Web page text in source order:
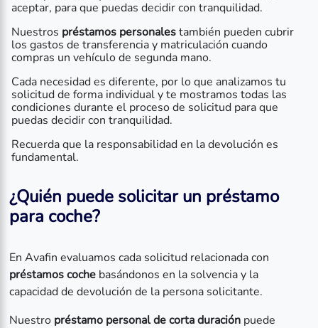
aceptar, para que puedas decidir con tranquilidad.
Nuestros préstamos personalestambién pueden cubrir
los gastos de transferencia y matriculación cuando
compras un vehículo de segunda mano.
Cada necesidad es diferente, por lo que analizamos tu
solicitud de forma individual y te mostramos todas las
condiciones durante el proceso de solicitud para que
puedas decidir con tranquilidad.
Recuerda que la responsabilidad en la devolución es
fundamental.
¿Quién puede solicitar un préstamo
para coche?
En Avafin evaluamos cada solicitud relacionada con
préstamos coche basándonos en la solvencia y la
capacidad de devolución de la persona solicitante.
Nuestro préstamo personal de corta duración puede